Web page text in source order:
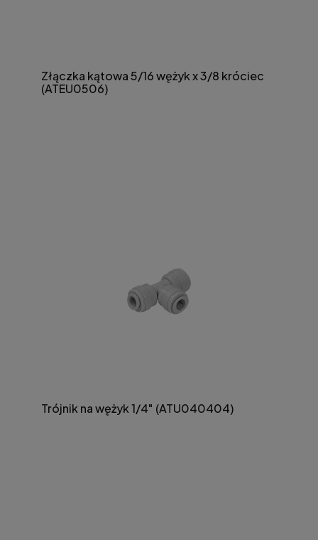
Złączka kątowa 5/16 wężyk x 3/8 króciec
(ATEU0506)
Trójnik na wężyk 1/4" (ATU040404)